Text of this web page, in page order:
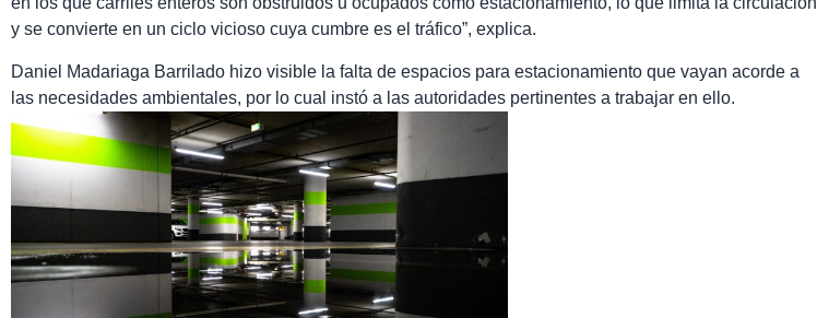
y se convierte en un ciclo vicioso cuya cumbre es el tráfico”, explica.
Daniel Madariaga Barrilado hizo visible la falta de espacios para estacionamiento que vayan acorde a
las necesidades ambientales, por lo cual instó a las autoridades pertinentes a trabajar en ello.